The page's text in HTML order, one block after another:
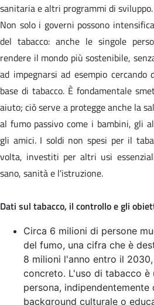
sanitaria e altri programmi di sviluppo.
Non solo i governi possono
del tabacco: anche le singole
rendere il mondo più sostenibile,
ad impegnarsi ad esempio
base di tabacco. È fondamentale
aiuto; ciò serve a protegge anche la
al fumo passivo come i bambini, gli
gli amici. I soldi non spesi per il
volta, investiti per altri usi
sano, sanità e l'istruzione.
Dati sul tabacco, il controllo e gli
Circa 6 milioni di persone
del fumo, una cifra che è
8 milioni l'anno entro il
concreto. L'uso di tabacco è
persona, indipendentemente
background culturale o